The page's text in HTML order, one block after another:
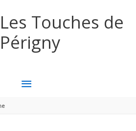
Les Touches de
Périgny
MENU